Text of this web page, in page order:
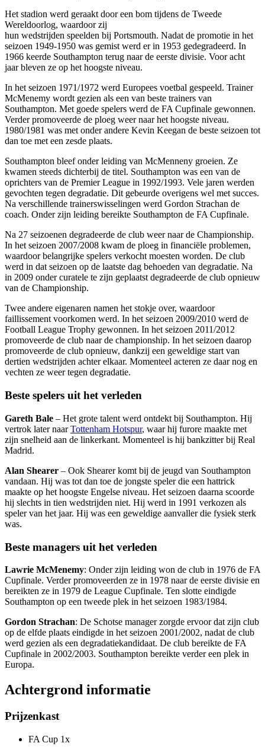
Het stadion werd geraakt door een bom tijdens de Tweede
Wereldoorlog, waardoor zij
hun wedstrijden speelden bij Portsmouth. Nadat de promotie in het
seizoen 1949-1950 was gemist werd er in 1953 gedegradeerd. In
1966 keerde Southampton terug naar de eerste divisie. Voor acht
jaar bleven ze op het hoogste niveau.
In het seizoen 1971/1972 werd Europees voetbal gespeeld. Trainer
McMenemy wordt gezien als een van beste trainers van
Southampton. Met goede spelers werd de FA Cupfinale gewonnen.
Verder promoveerde de ploeg weer naar het hoogste niveau.
1980/1981 was met onder andere Kevin Keegan de beste seizoen tot
dan toe met een zesde plaats.
Southampton bleef onder leiding van McMenneny groeien. Ze
kwamen steeds dichterbij de titel. Southampton was een van de
oprichters van de Premier League in 1992/1993. Vele jaren werden
gevochten tegen degradatie. Dit gebeurde overigens wel met succes.
Na verschillende trainerswisselingen werd Gordon Strachan de
coach. Onder zijn leiding bereikte Southampton de FA Cupfinale.
Na 27 seizoenen degradeerde de club weer naar de Championship.
In het seizoen 2007/2008 kwam de ploeg in financiële problemen,
waardoor belangrijke spelers verkocht moesten worden. De club
werd in dat seizoen op de laatste dag behoeden van degradatie. Na
in 2009 onder curatele te zijn geplaatst degradeerde de club opnieuw
van de Championship.
Twee andere eigenaren namen het stokje over, waardoor
faillissement voorkomen werd. In het seizoen 2009/2010 werd de
Football League Trophy gewonnen. In het seizoen 2011/2012
promoveerde de club naar de championship. In het seizoen daarop
promoveerde de club opnieuw, dankzij een geweldige start van
dertien wedstrijden achter elkaar. Momenteel acteren ze daar nog en
vechten ze weer tegen degradatie.
Beste spelers uit het verleden
Gareth Bale – Het grote talent werd ontdekt bij Southampton. Hij
vertrok later naarTottenham Hotspur, waar hij furore maakte met
zijn snelheid aan de linkerkant. Momenteel is hij bankzitter bij Real
Madrid.
Alan Shearer – Ook Shearer komt bij de jeugd van Southampton
vandaan. Hij was tot dan toe de jongste speler die een hattrick
maakte op het hoogste Engelse niveau. Het seizoen daarna scoorde
hij slechts in tien wedstrijden niet. Hij werd in 1991 verkozen als
speler van het jaar. Hij was een geweldige aanvaller die fysiek sterk
was.
Beste managers uit het verleden
Lawrie McMenemy: Onder zijn leiding won de club in 1976 de FA
Cupfinale. Verder promoveerden ze in 1978 naar de eerste divisie en
bereikten ze in 1979 de League Cupfinale. Ten slotte eindigde
Southampton op een tweede plek in het seizoen 1983/1984.
Gordon Strachan: De Schotse manager zorgde ervoor dat zijn club
op de elfde plaats eindigde in het seizoen 2001/2002, nadat de club
werd gezien als een degradatiekandidaat. De club bereikte de FA
Cupfinale in 2002/2003. Southampton bereikte verder een plek in
Europa.
Achtergrond informatie
Prijzenkast
FA Cup 1x